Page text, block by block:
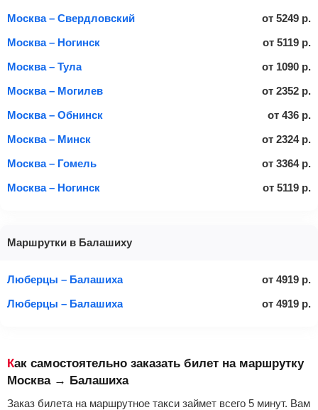
Москва – Свердловский от 5249 р.
Москва – Ногинск
от 5119 р.
Москва – Тула
от 1090 р.
Москва – Могилев
от 2352 р.
Москва – Обнинск
от 436 р.
Москва – Минск
от 2324 р.
Москва – Гомель
от 3364 р.
Москва – Ногинск
от 5119 р.
Маршрутки в Балашиху
Люберцы – Балашиха от 4919 р.
Люберцы – Балашиха
от 4919 р.
Как самостоятельно заказать билет на маршрутку
Москва → Балашиха
Заказ билета на маршрутное такси займет всего 5 минут. Вам